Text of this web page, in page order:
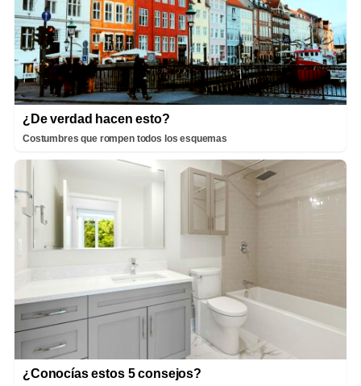
¿De verdad hacen esto?
Costumbres que rompen todos los esquemas
¿Conocías estos 5 consejos?